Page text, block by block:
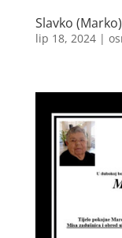
Slavko
lip 18, 2024|